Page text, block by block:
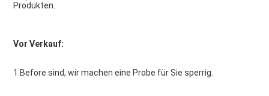
Produkten.
Vor Verkauf:
1.Before sind, wir machen eine Probe für Sie sperrig.